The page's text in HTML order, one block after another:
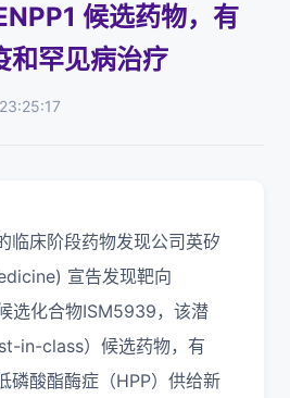
候选药物，有
和罕见病治疗
临床阶段药物发现公司英矽
宣告发现靶向
选化合物ISM5939，该潜
in-class）候选药物，有
磷酸酯酶症（HPP）供给新